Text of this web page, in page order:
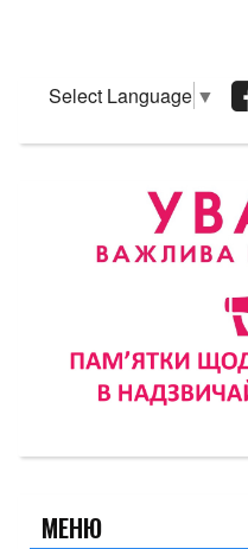
Select Language ▼
МЕНЮ